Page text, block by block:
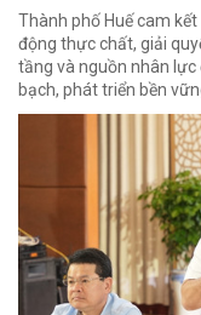
Thành phố Huế cam
động thực chất, giải
tầng và nguồn nhân
bạch, phát triển bền